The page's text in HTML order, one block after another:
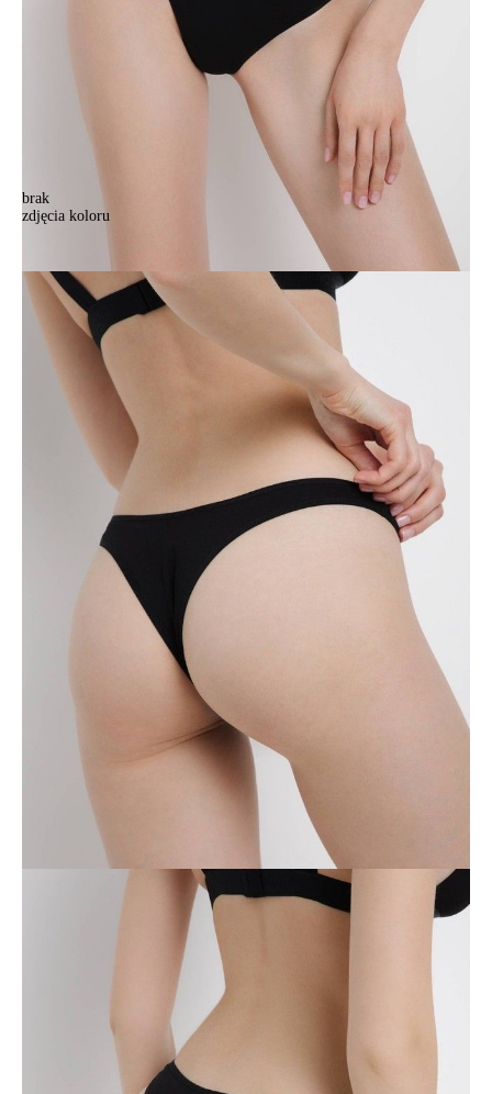
brak
zdjęcia koloru
Majtki damskie CE FIT DAY LBR 1508, r.90/XS, czarny
Majtki damskie CE FIT DAY LBR 1508, r.90/XS, czarny
39,90 zł
28%
28,90 zł
Kolory:
Tabela rozmiarów
DODAJ DO KOSZYKA
Jak złożyć zamówienie
POWIADOM MNIE O DOSTĘPNOŚCI
ПОЛУЧИТЬ ПО EMAIL
darmowa od 99 zł
czas dostawy: 1-2 dni robocze
darmowa od 50 zł
czas dostawy: 1-2 dni robocze
Odbiór osobisty
pn.- czw. 8:00 - 16:00, pt. 8:00 - 14:00
Opis produktu
Majtki brazyliany z talią V FIT DAY LBR 1508 wykonane z
najwyższej jakości bawełny zapewniają maksymalną swobodę ruchów,
wygodę i pewność siebie każdego dnia.
bawełna premium jest miękka, wygodna i
• talia w kształcie litery V,